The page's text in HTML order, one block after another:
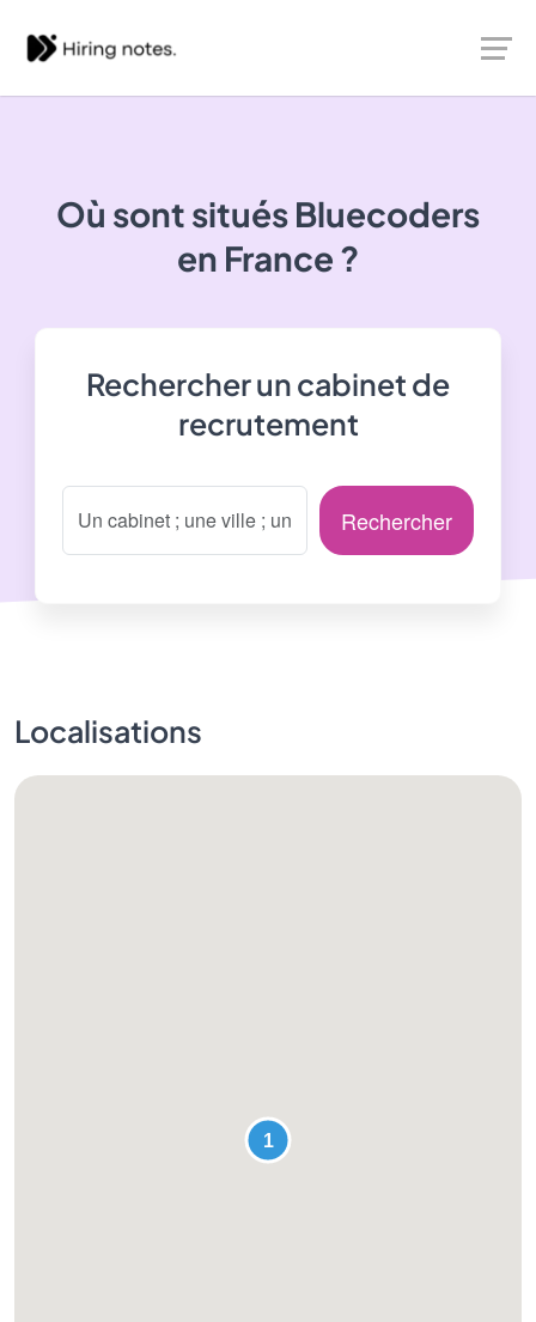
Où sont situés Bluecoders
en France ?
Rechercher un cabinet de
recrutement
Rechercher
Localisations